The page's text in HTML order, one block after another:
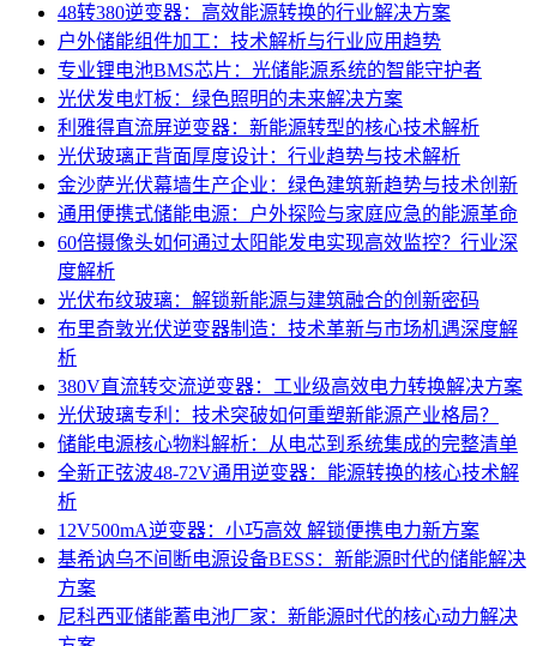
48转380逆变器：高效能源转换的行业解决方案
户外储能组件加工：技术解析与行业应用趋势
专业锂电池BMS芯片：光储能源系统的智能守护者
光伏发电灯板：绿色照明的未来解决方案
利雅得直流屏逆变器：新能源转型的核心技术解析
光伏玻璃正背面厚度设计：行业趋势与技术解析
金沙萨光伏幕墙生产企业：绿色建筑新趋势与技术创新
通用便携式储能电源：户外探险与家庭应急的能源革命
60倍摄像头如何通过太阳能发电实现高效监控？行业深
度解析
光伏布纹玻璃：解锁新能源与建筑融合的创新密码
布里奇敦光伏逆变器制造：技术革新与市场机遇深度解
析
380V直流转交流逆变器：工业级高效电力转换解决方案
光伏玻璃专利：技术突破如何重塑新能源产业格局？
储能电源核心物料解析：从电芯到系统集成的完整清单
全新正弦波48-72V通用逆变器：能源转换的核心技术解
析
12V500mA逆变器：小巧高效 解锁便携电力新方案
基希讷乌不间断电源设备BESS：新能源时代的储能解决
方案
尼科西亚储能蓄电池厂家：新能源时代的核心动力解决